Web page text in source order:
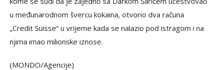
u međunarodnom švercu kokaina, otvorio dva računa
„Credit Suisse“ u vrijeme kada se nalazio pod istragom i na
njima imao milionske iznose.
(MONDO/Agencije)